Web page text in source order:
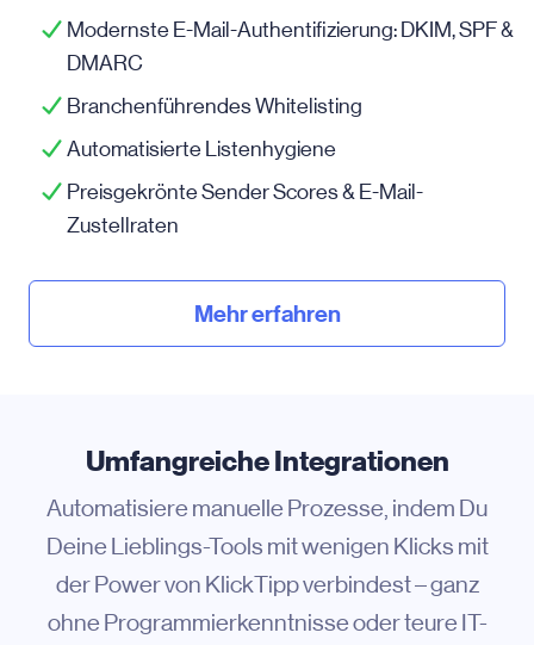
Modernste E-Mail-Authentifizierung: DKIM, SPF &
DMARC
Branchenführendes Whitelisting
Automatisierte Listenhygiene
Preisgekrönte Sender Scores & E-Mail-
Zustellraten
Mehr erfahren
Umfangreiche Integrationen
Automatisiere manuelle Prozesse, indem Du
Deine Lieblings-Tools mit wenigen Klicks mit
der Power von KlickTipp verbindest – ganz
ohne Programmierkenntnisse oder teure IT-